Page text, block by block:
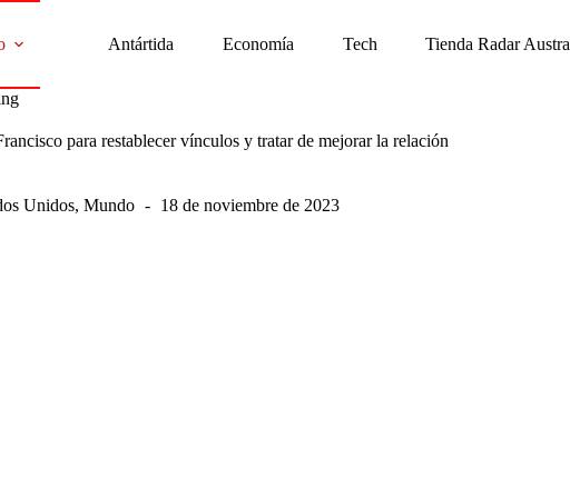
Antártida Economía Tech Tienda Radar
para restablecer vínculos y tratar de mejorar la relación
Unidos, Mundo 18 de noviembre de 2023